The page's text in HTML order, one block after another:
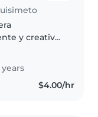
y creativa
las
dibujar, leer
y
$4.00/hr